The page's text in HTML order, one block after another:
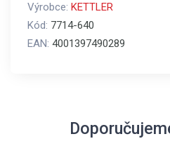
Výrobce: KETTLER
Kód: 7714-640
EAN: 4001397490289